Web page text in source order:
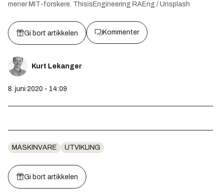
mener MIT-forskere. ThisisEngineering RAEng / Unsplash
Gi bort artikkelen Kommenter
Kurt Lekanger
8. juni 2020 - 14:09
MASKINVARE UTVIKLING
Gi bort artikkelen